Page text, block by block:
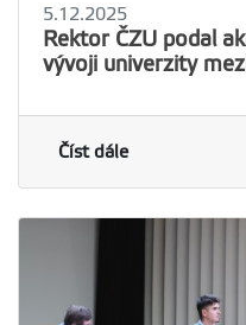
5.12.2025
Rektor ČZU podal
vývoji univerzity
Číst dále